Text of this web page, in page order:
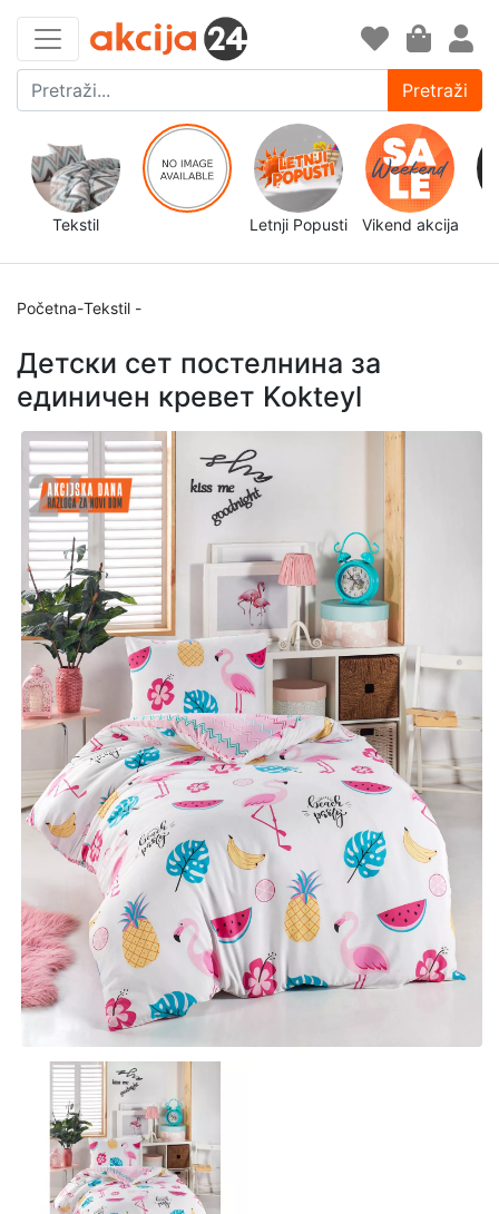
Pretraži
Tekstil Letnji Popusti Vikend akcija
Početna-Tekstil -
Детски сет постелнина за
единичен кревет Kokteyl